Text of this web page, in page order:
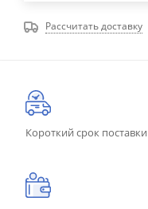
Рассчитать доставку
Короткий срок поставки